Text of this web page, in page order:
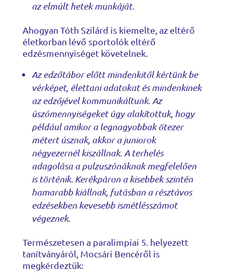
az elmúlt hetek munkáját.
Ahogyan Tóth Szilárd is kiemelte, az eltérő
életkorban lévő sportolók eltérő
edzésmennyiséget követelnek.
Az edzőtábor előtt mindenkitől kértünk be
vérképet, élettani adatokat és mindenkinek
az edzőjével kommunikáltunk. Az
úszómennyiségeket úgy alakítottuk, hogy
például amikor a legnagyobbak ötezer
métert úsznak, akkor a juniorok
négyezernél kiszállnak. A terhelés
adagolása a pulzuszónáknak megfelelően
is történik. Kerékpáron a kisebbek szintén
hamarabb kiállnak, futásban a résztávos
edzésekben kevesebb ismétlésszámot
végeznek.
Természetesen a paralimpiai 5. helyezett
tanítványáról, Mocsári Bencéről is
megkérdeztük: